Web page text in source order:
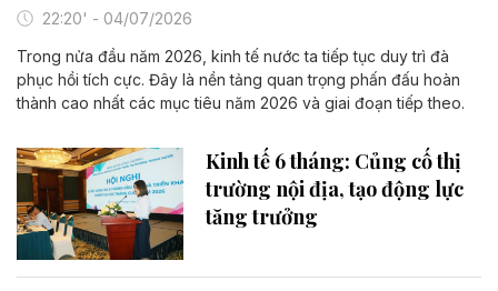
22:20' - 04/07/2026
Trong nửa đầu năm 2026, kinh tế nước ta tiếp tục duy trì đà
phục hồi tích cực. Đây là nền tảng quan trọng phấn đấu hoàn
thành cao nhất các mục tiêu năm 2026 và giai đoạn tiếp theo.
Kinh tế 6 tháng: Củng cố thị
trường nội địa, tạo động lực
tăng trưởng